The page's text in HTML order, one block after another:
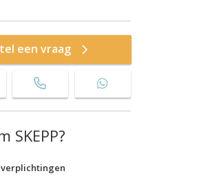
een vraag
SKEPP?
verplichtingen